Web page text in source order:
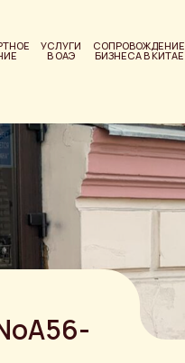
УСЛУГИ
В ОАЭ
СОПРОВОЖДЕНИЕ
БИЗНЕСА В КИТАЕ